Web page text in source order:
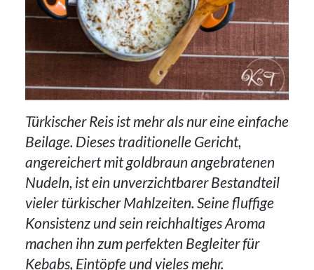
Türkischer Reis ist mehr als nur eine einfache
Beilage. Dieses traditionelle Gericht,
angereichert mit goldbraun angebratenen
Nudeln, ist ein unverzichtbarer Bestandteil
vieler türkischer Mahlzeiten. Seine fluffige
Konsistenz und sein reichhaltiges Aroma
machen ihn zum perfekten Begleiter für
Kebabs, Eintöpfe und vieles mehr.
25Okt.